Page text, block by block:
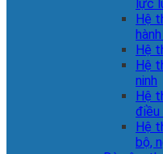
lực
Hệ
Hệ
Hệ
ninh
Hệ
điều
Hệ
bộ,